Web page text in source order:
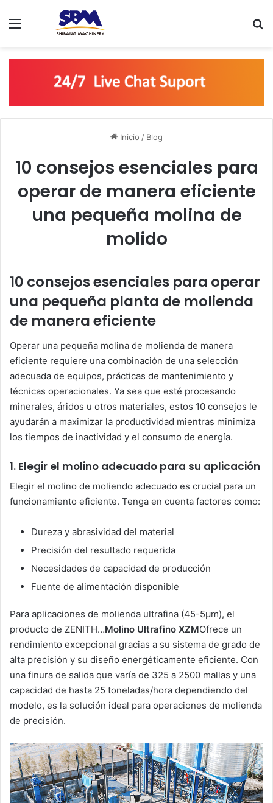
Inicio / Blog
10 consejos esenciales para
operar de manera eficiente
una pequeña molina de
molido
10 consejos esenciales para operar
una pequeña planta de molienda
de manera eficiente
Operar una pequeña molina de molienda de manera
eficiente requiere una combinación de una selección
adecuada de equipos, prácticas de mantenimiento y
técnicas operacionales. Ya sea que esté procesando
minerales, áridos u otros materiales, estos 10 consejos le
ayudarán a maximizar la productividad mientras minimiza
los tiempos de inactividad y el consumo de energía.
1. Elegir el molino adecuado para su aplicación
Elegir el molino de moliendo adecuado es crucial para un
funcionamiento eficiente. Tenga en cuenta factores como:
Dureza y abrasividad del material
Precisión del resultado requerida
Necesidades de capacidad de producción
Fuente de alimentación disponible
Para aplicaciones de molienda ultrafina (45-5μm), el
producto de ZENITH…Molino Ultrafino XZMOfrece un
rendimiento excepcional gracias a su sistema de grado de
alta precisión y su diseño energéticamente eficiente. Con
una finura de salida que varía de 325 a 2500 mallas y una
capacidad de hasta 25 toneladas/hora dependiendo del
modelo, es la solución ideal para operaciones de molienda
de precisión.